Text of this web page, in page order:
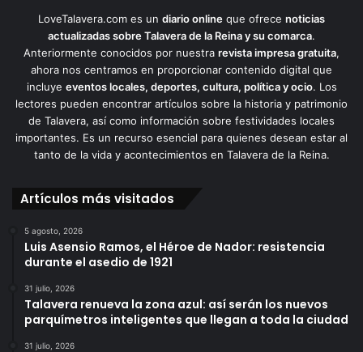
LoveTalavera.com es un diario online que ofrece noticias
actualizadas sobre Talavera de la Reina y su comarca.
Anteriormente conocidos por nuestra revista impresa gratuita,
ahora nos centramos en proporcionar contenido digital que
incluye eventos locales, deportes, cultura, política y ocio. Los
lectores pueden encontrar artículos sobre la historia y patrimonio
de Talavera, así como información sobre festividades locales
importantes. Es un recurso esencial para quienes desean estar al
tanto de la vida y acontecimientos en Talavera de la Reina.
Artículos más visitados
5 agosto, 2026
Luis Asensio Ramos, el Héroe de Nador: resistencia
durante el asedio de 1921
31 julio, 2026
Talavera renueva la zona azul: así serán los nuevos
parquímetros inteligentes que llegan a toda la ciudad
31 julio, 2026